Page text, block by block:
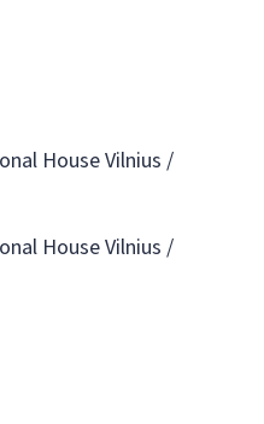
House Vilnius /
House Vilnius /